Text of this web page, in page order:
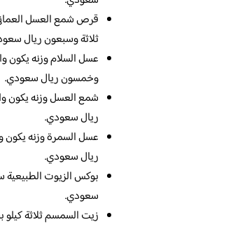
قرص شمع العسل
ثلاثة وسبعون ريال
عسل السلام وزنه
وخمسون ريال سعودي.
شمع العسل وزنه يكون
ريال سعودي.
عسل السمرة وزنه يكون
ريال سعودي.
بوكس الزيوت
سعودي.
زيت السمسم ثلاثة